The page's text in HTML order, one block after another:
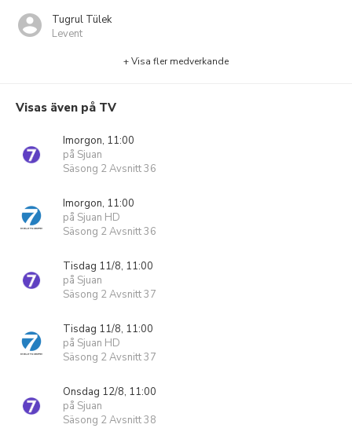
Tugrul Tülek
Levent
+ Visa fler medverkande
Visas även på TV
Imorgon, 11:00
på Sjuan
Säsong 2 Avsnitt 36
Imorgon, 11:00
på Sjuan HD
Säsong 2 Avsnitt 36
Tisdag 11/8, 11:00
på Sjuan
Säsong 2 Avsnitt 37
Tisdag 11/8, 11:00
på Sjuan HD
Säsong 2 Avsnitt 37
Onsdag 12/8, 11:00
på Sjuan
Säsong 2 Avsnitt 38